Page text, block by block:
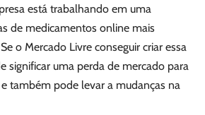
está trabalhando em uma
de medicamentos online mais
o Mercado Livre conseguir criar essa
significar uma perda de mercado para
também pode levar a mudanças na